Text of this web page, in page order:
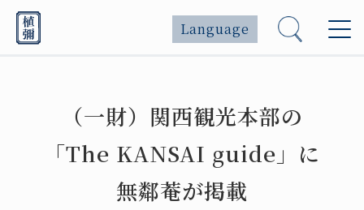
Language
（一財）関西観光本部の
「The KANSAI guide」に
無鄰菴が掲載